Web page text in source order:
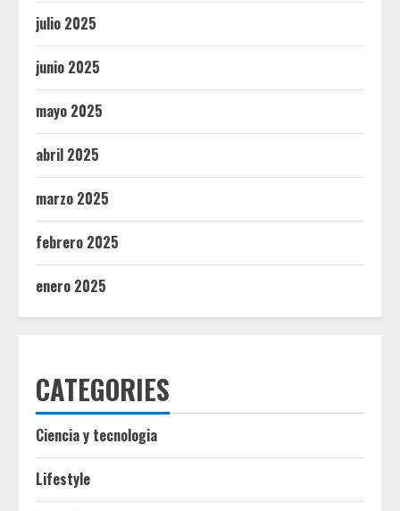
julio 2025
junio 2025
mayo 2025
abril 2025
marzo 2025
febrero 2025
enero 2025
CATEGORIES
Ciencia y tecnologia
Lifestyle